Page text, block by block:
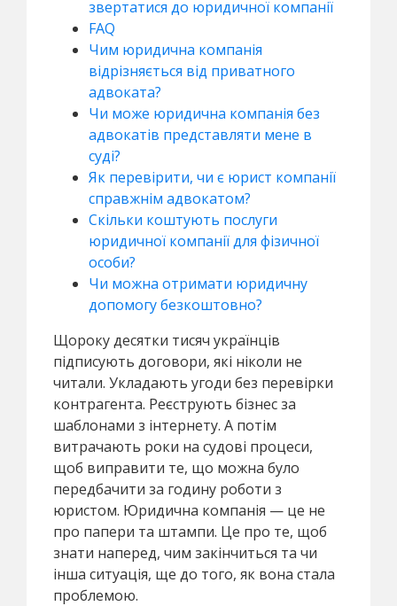
звертатися до юридичної компанії
FAQ
Чим юридична компанія
відрізняється від приватного
адвоката?
Чи може юридична компанія без
адвокатів представляти мене в
суді?
Як перевірити, чи є юрист компанії
справжнім адвокатом?
Скільки коштують послуги
юридичної компанії для фізичної
особи?
Чи можна отримати юридичну
допомогу безкоштовно?
Щороку десятки тисяч українців
підписують договори, які ніколи не
читали. Укладають угоди без перевірки
контрагента. Реєструють бізнес за
шаблонами з інтернету. А потім
витрачають роки на судові процеси,
щоб виправити те, що можна було
передбачити за годину роботи з
юристом. Юридична компанія — це не
про папери та штампи. Це про те, щоб
знати наперед, чим закінчиться та чи
інша ситуація, ще до того, як вона стала
проблемою.